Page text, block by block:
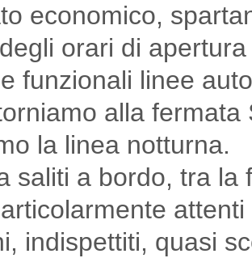
economico,
orari di
funzionali linee
alla
la linea notturna.
saliti a bordo, tra la
indispettiti, quasi